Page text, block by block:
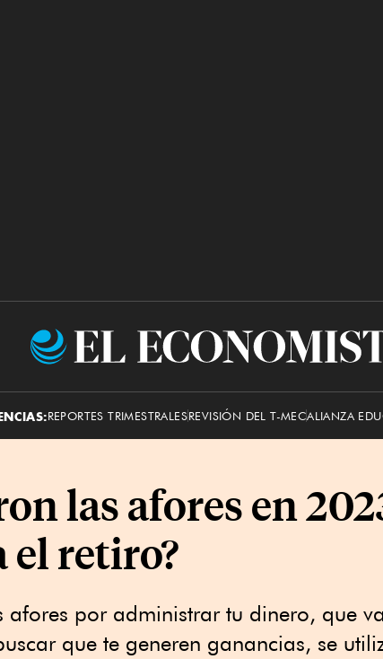
El
REPORTES TRIMESTRALESREVISIÓN DEL T-MECALIANZA
las afores en
el retiro?
afores por administrar tu dinero, que va
que te generen ganancias, se